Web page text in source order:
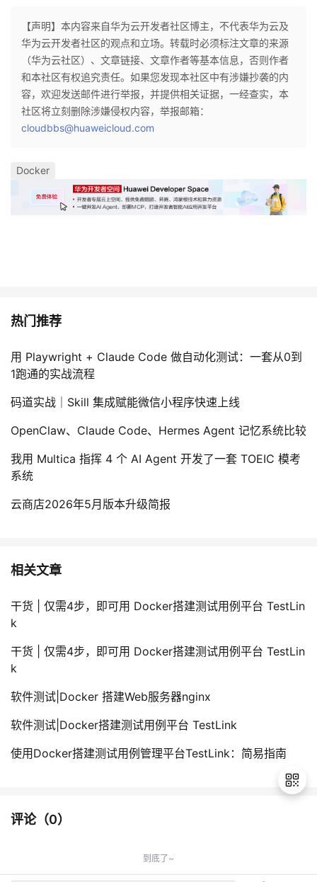
【声明】本内容来自华为云开发者社区博主，不代表华为云及
华为云开发者社区的观点和立场。转载时必须标注文章的来源
（华为云社区）、文章链接、文章作者等基本信息，否则作者
和本社区有权追究责任。如果您发现本社区中有涉嫌抄袭的内
容，欢迎发送邮件进行举报，并提供相关证据，一经查实，本
社区将立刻删除涉嫌侵权内容，举报邮箱：
cloudbbs@huaweicloud.com
Docker
热门推荐
用 Playwright + Claude Code 做自动化测试：一套从0到
1跑通的实战流程
码道实战｜Skill 集成赋能微信小程序快速上线
OpenClaw、Claude Code、Hermes Agent 记忆系统比较
我用 Multica 指挥 4 个 AI Agent 开发了一套 TOEIC 模考
系统
云商店2026年5月版本升级简报
相关文章
干货 | 仅需4步，即可用 Docker搭建测试用例平台 TestLin
k
干货 | 仅需4步，即可用 Docker搭建测试用例平台 TestLin
k
软件测试|Docker 搭建Web服务器nginx
软件测试|Docker搭建测试用例平台 TestLink
使用Docker搭建测试用例管理平台TestLink：简易指南
评论（0）
到底了~